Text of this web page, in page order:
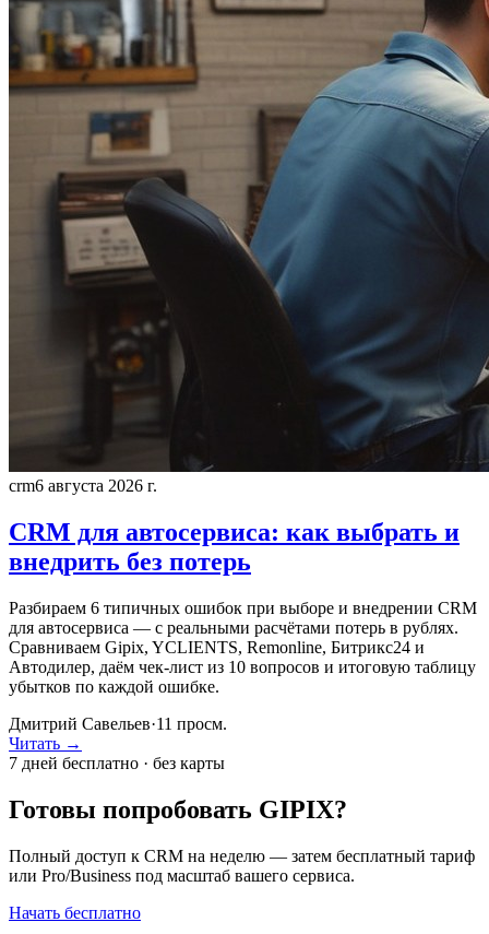
crm6 августа 2026 г.
CRM для автосервиса: как выбрать и
внедрить без потерь
Разбираем 6 типичных ошибок при выборе и внедрении CRM
для автосервиса — с реальными расчётами потерь в рублях.
Сравниваем Gipix, YCLIENTS, Remonline, Битрикс24 и
Автодилер, даём чек-лист из 10 вопросов и итоговую таблицу
убытков по каждой ошибке.
Дмитрий Савельев·11 просм.
Читать →
7 дней бесплатно · без карты
Готовы попробовать GIPIX?
Полный доступ к CRM на неделю — затем бесплатный тариф
или Pro/Business под масштаб вашего сервиса.
Начать бесплатно